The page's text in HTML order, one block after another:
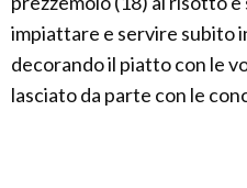
impiattare e servire subito
decorando il piatto con le
lasciato da parte con le